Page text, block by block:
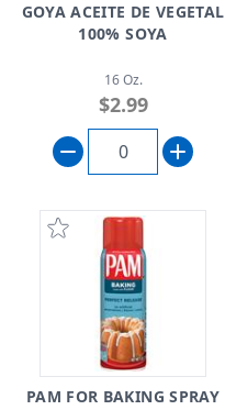
GOYA ACEITE DE VEGETAL
100% SOYA
16 Oz.
$2.99
PAM FOR BAKING SPRAY